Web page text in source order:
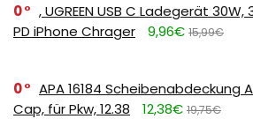
0
, UGREEN USB C Ladegerät
PD iPhone Chrager
9,96€ 15,99€
0
APA 16184 Scheibenabdeckung
Cap, für Pkw, 12.38
12,38€ 19,75€